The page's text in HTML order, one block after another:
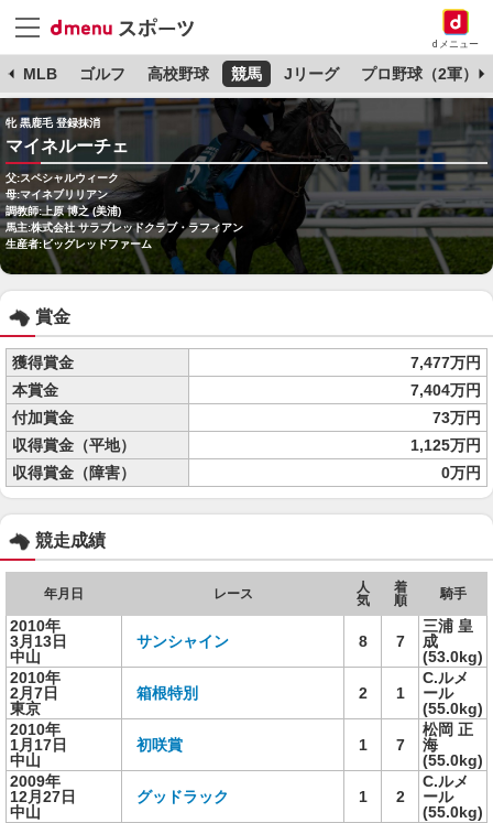
dメニュー
MLB ゴルフ 高校野球 競馬 Jリーグ プロ野球（2軍）
牝 黒鹿毛 登録抹消
マイネルーチェ
父:スペシャルウィーク
母:マイネブリリアン
調教師:上原 博之 (美浦)
馬主:株式会社 サラブレッドクラブ・ラフィアン
生産者:ビッグレッドファーム
賞金
獲得賞金
7,477万円
本賞金
7,404万円
付加賞金
73万円
収得賞金（平地）
1,125万円
収得賞金（障害）
0万円
競走成績
年月日 レース
人
気
着
順
騎手
2010年
3月13日
中山
サンシャイン 8 7
三浦 皇
成
(53.0kg)
2010年
2月7日
東京
箱根特別 2 1
C.ルメ
ール
(55.0kg)
2010年
1月17日
中山
初咲賞 1 7
松岡 正
海
(55.0kg)
2009年
12月27日
中山
グッドラック 1 2
C.ルメ
ール
(55.0kg)